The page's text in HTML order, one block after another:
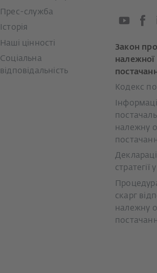
Прес-служба
Історія
Наші цінності
Соціальна
відповідальність
Закон
належної
Кодекс
належну
скарг
належну